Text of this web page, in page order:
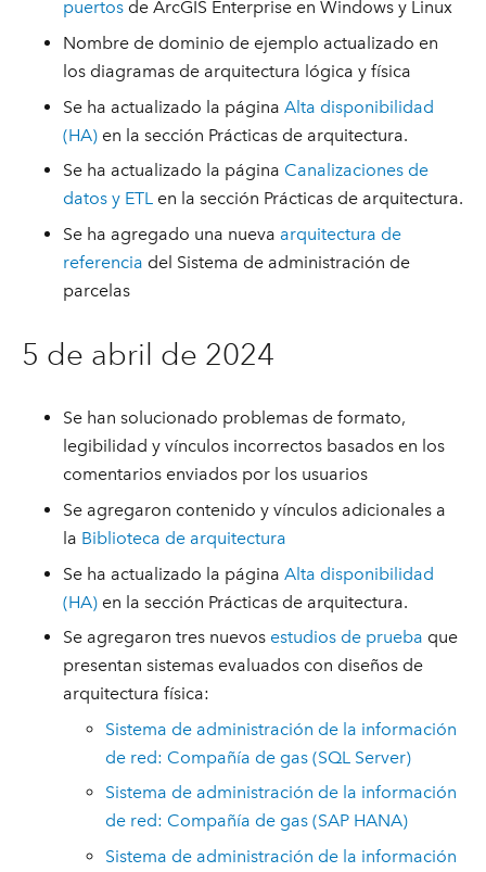
puertos de ArcGIS Enterprise en Windows y Linux
Nombre de dominio de ejemplo actualizado en
los diagramas de arquitectura lógica y física
Se ha actualizado la páginaAlta disponibilidad
(HA) en la sección Prácticas de arquitectura.
Se ha actualizado la página Canalizaciones de
datos y ETL en la sección Prácticas de arquitectura.
Se ha agregado una nueva arquitectura de
referencia del Sistema de administración de
parcelas
5 de abril de 2024
Se han solucionado problemas de formato,
legibilidad y vínculos incorrectos basados en los
comentarios enviados por los usuarios
Se agregaron contenido y vínculos adicionales a
la Biblioteca de arquitectura
Se ha actualizado la páginaAlta disponibilidad
(HA) en la sección Prácticas de arquitectura.
Se agregaron tres nuevos estudios de prueba que
presentan sistemas evaluados con diseños de
arquitectura física:
Sistema de administración de la información
de red: Compañía de gas (SQL Server)
Sistema de administración de la información
de red: Compañía de gas (SAP HANA)
Sistema de administración de la información